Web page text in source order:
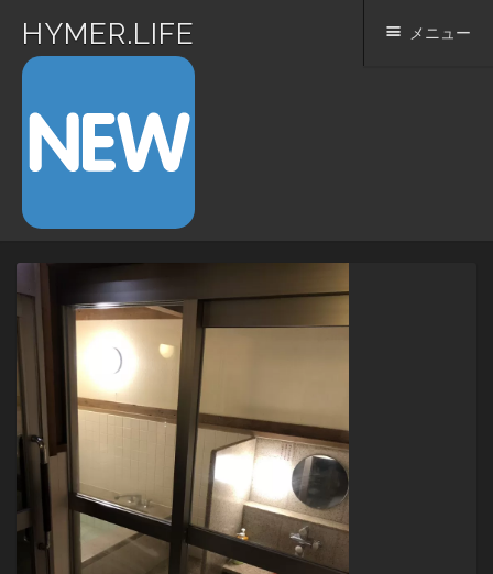
HYMER.LIFE メニュー
ン
テ
ツ
ス
キ
ッ